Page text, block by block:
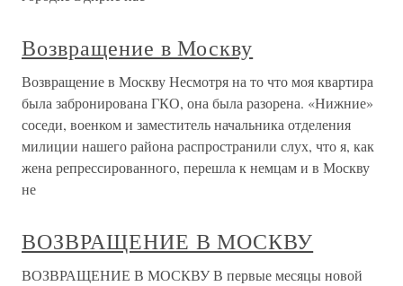
Возвращение в Москву
Возвращение в Москву Несмотря на то что моя квартира
была забронирована ГКО, она была разорена. «Нижние»
соседи, военком и заместитель начальника отделения
милиции нашего района распространили слух, что я, как
жена репрессированного, перешла к немцам и в Москву
не
ВОЗВРАЩЕНИЕ В МОСКВУ
ВОЗВРАЩЕНИЕ В МОСКВУ В первые месяцы новой